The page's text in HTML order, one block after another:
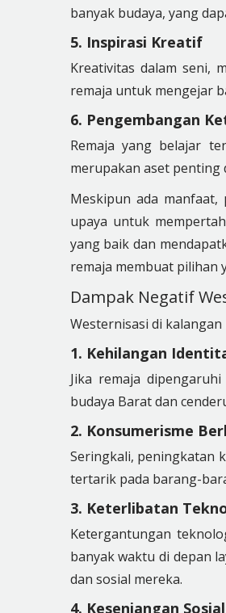
banyak budaya, yang
5. Inspirasi Kreatif
Kreativitas dalam seni,
remaja untuk mengejar
6. Pengembangan
Remaja yang belajar
merupakan aset penting
Meskipun ada
upaya untuk
yang baik dan
remaja membuat pilihan
Dampak Negatif
Westernisasi di
1. Kehilangan
Jika remaja
budaya Barat dan
2. Konsumerisme
Seringkali, peningkatan
tertarik pada barang-
3. Keterlibatan
Ketergantungan
banyak waktu di depan
dan sosial mereka.
4. Kesenjangan Sosial